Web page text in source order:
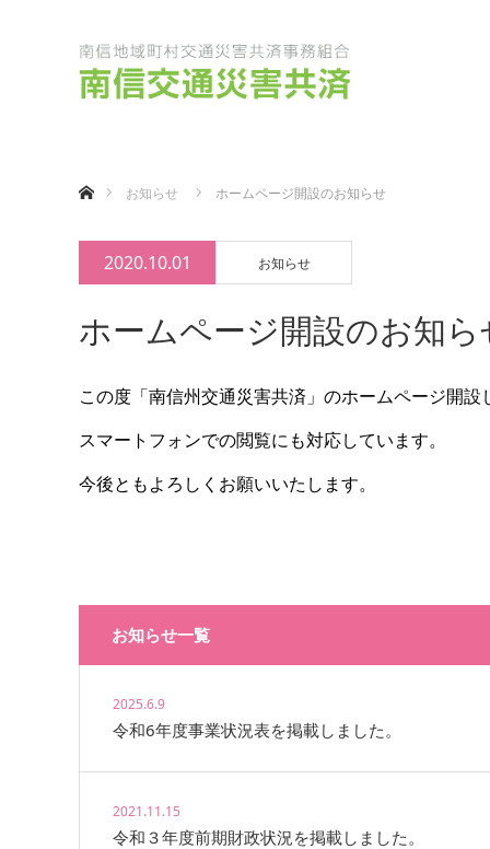
お知らせ
ホームページ開設のお知らせ
2020.10.01 お知らせ
ホームページ開設のお知ら
この度「南信州交通災害共済」のホームページ開設
スマートフォンでの閲覧にも対応しています。
今後ともよろしくお願いいたします。
お知らせ一覧
2025.6.9
令和6年度事業状況表を掲載しました。
2021.11.15
令和３年度前期財政状況を掲載しました。